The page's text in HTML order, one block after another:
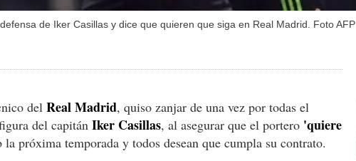
de Iker Casillas y dice que quieren que siga en Real Madrid. Foto AFP
del Real Madrid, quiso zanjar de una vez por todas el
del capitán Iker Casillas, al asegurar que el portero 'quiere
la próxima temporada y todos desean que cumpla su contrato.